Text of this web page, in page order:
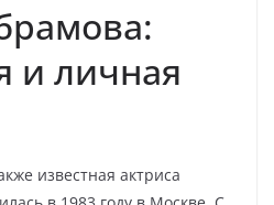
и личная
известная актриса